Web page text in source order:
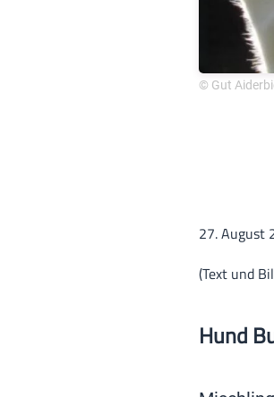
© Gut
27. August
(Text und
Hund